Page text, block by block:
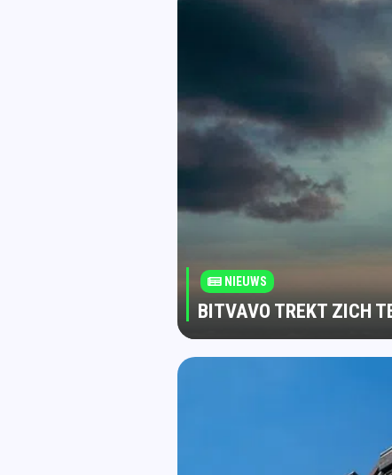
NIEUWS
BITVAVO TREKT ZICH